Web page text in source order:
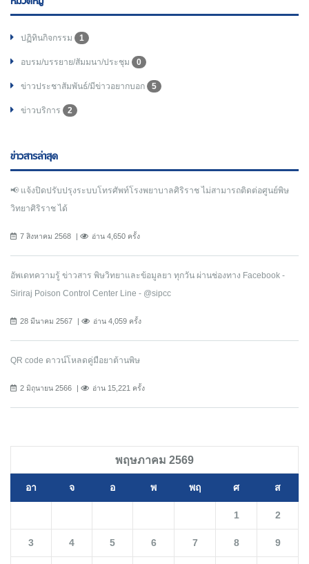
ปฏิทินกิจกรรม 1
อบรม/บรรยาย/สัมมนา/ประชุม 0
ข่าวประชาสัมพันธ์/มีข่าวอยากบอก 5
ข่าวบริการ 2
ข่าวสารล่าสุด
📢 แจ้งปิดปรับปรุงระบบโทรศัพท์โรงพยาบาลศิริราช ไม่สามารถติดต่อศูนย์พิษ
วิทยาศิริราช ได้
7 สิงหาคม 2568 อ่าน 4,650 ครั้ง
อัพเดทความรู้ ข่าวสาร พิษวิทยาและข้อมูลยา ทุกวัน ผ่านช่องทาง Facebook -
Siriraj Poison Control Center Line - @sipcc
28 มีนาคม 2567 อ่าน 4,059 ครั้ง
QR code ดาวน์โหลดคู่มือยาต้านพิษ
2 มิถุนายน 2566 อ่าน 15,221 ครั้ง
พฤษภาคม 2569
อา จ อ พ พฤ ศ ส
1 2
3 4 5 6 7 8 9